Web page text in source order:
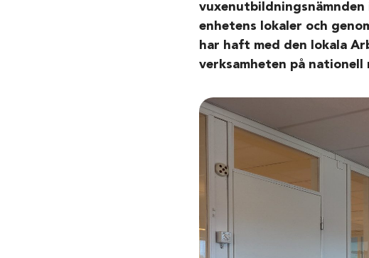
enhetens lokaler och
har haft med den lokala
verksamheten på nationell